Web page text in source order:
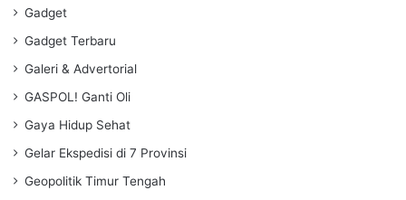
Gadget
Gadget Terbaru
Galeri & Advertorial
GASPOL! Ganti Oli
Gaya Hidup Sehat
Gelar Ekspedisi di 7 Provinsi
Geopolitik Timur Tengah